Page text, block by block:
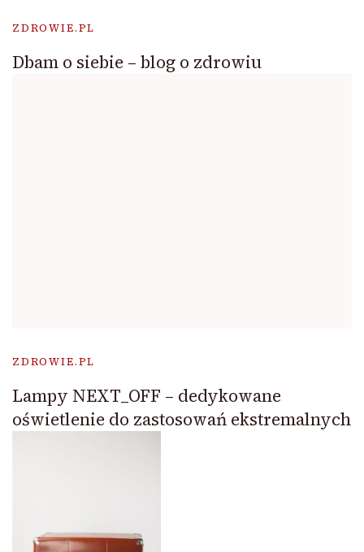
ZDROWIE.PL
Dbam o siebie – blog o zdrowiu
ZDROWIE.PL
Lampy NEXT_OFF – dedykowane
oświetlenie do zastosowań ekstremalnych